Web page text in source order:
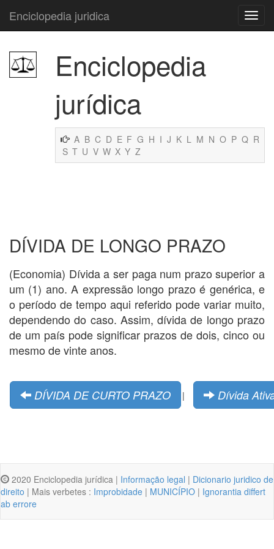
Enciclopedia juridica
Enciclopedia
jurídica
A B C D E F G H I J K L M N O P Q R
S T U V W X Y Z
DÍVIDA DE LONGO PRAZO
(Economia) Dívida a ser paga num prazo superior a
um (1) ano. A expressão longo prazo é genérica, e
o período de tempo aqui referido pode variar muito,
dependendo do caso. Assim, dívida de longo prazo
de um país pode significar prazos de dois, cinco ou
mesmo de vinte anos.
DÍVIDA DE CURTO PRAZO | Dívida
2020 Enciclopedia jurídica | Informação legal | Dicionario juridico de
direito | Mais verbetes : Improbidade | MUNICÍPIO | Ignorantia differt
ab errore